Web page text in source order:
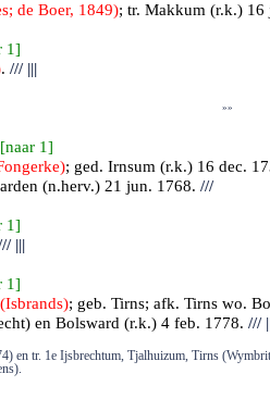
de Boer, 1849); tr. Makkum (r.k.) 16
1]
. ///|||
»»
naar 1]
; ged. Irnsum (r.k.) 16 dec.
(n.herv.) 21 jun. 1768. ///
1]
|||
1]
; geb. Tirns; afk. Tirns wo.
en Bolsward (r.k.) 4 feb. 1778. ///
en tr. 1e Ijsbrechtum, Tjalhuizum, Tirns